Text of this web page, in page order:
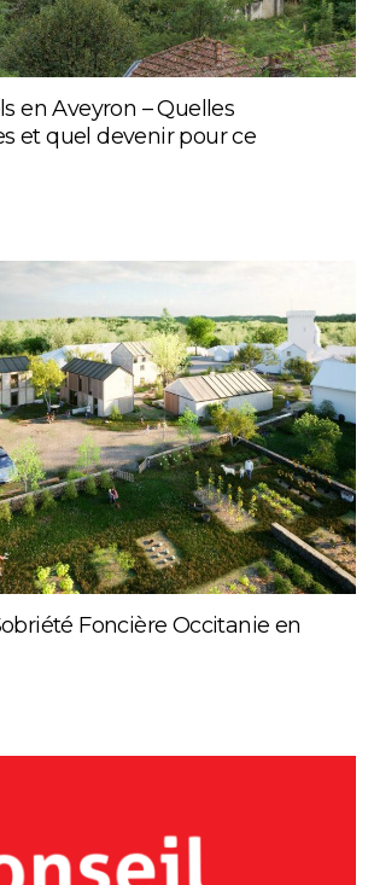
en Aveyron – Quelles
et quel devenir pour ce
Foncière Occitanie en